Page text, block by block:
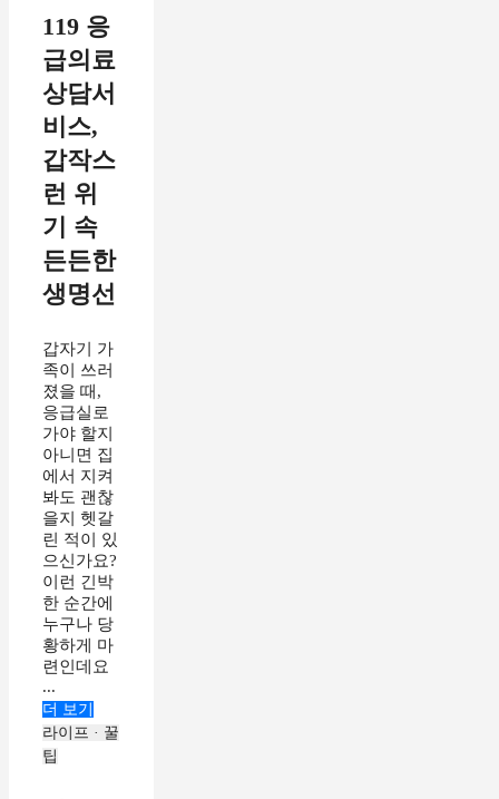
119 응
급의료
상담서
비스,
갑작스
런 위
기 속
든든한
생명선
갑자기 가
족이 쓰러
졌을 때,
응급실로
가야 할지
아니면 집
에서 지켜
봐도 괜찮
을지 헷갈
린 적이 있
으신가요?
이런 긴박
한 순간에
누구나 당
황하게 마
련인데요
...
더 보기
라이프 · 꿀
팁